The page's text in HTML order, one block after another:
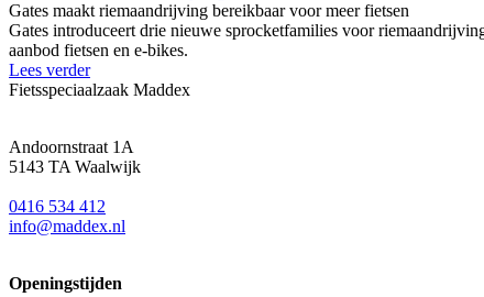
Gates maakt riemaandrijving bereikbaar voor meer fietsen
Gates introduceert drie nieuwe sprocketfamilies voor
aanbod fietsen en e-bikes.
Lees verder
Fietsspeciaalzaak Maddex
Andoornstraat 1A
5143 TA Waalwijk
0416 534 412
info@maddex.nl
Openingstijden